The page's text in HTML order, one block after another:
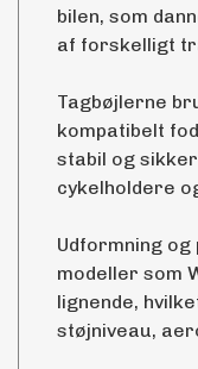
bilen, som
af forskelligt
Tagbøjlerne
kompatibelt
stabil og
cykelholdere
Udformning
modeller som
lignende,
støjniveau,